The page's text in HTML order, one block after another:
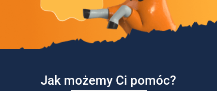
Jak możemy Ci pomóc?